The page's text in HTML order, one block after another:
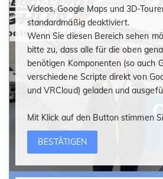
Marine-Toilette
BORDKÜCHE:
Spüle mit Wasserhahn
LPG Kocher
Duales Batteriesystem
Hydrauliklenkung
Elektrische Bilgenpumpe
Außenbordervorbereitung
Vorhänge
Cruise Paket beinhaltet:
Dachluke
Cockpit-Dusche
Cockpit Lampen
Bug-Sonnenlounge
Navigationspaket
Elektrische Trimmklappen
Videos, Google Maps und 3D-
standardmäßig deaktiviert.
Wenn Sie diesen Bereich sehen
bitte zu, dass alle für die oben
benötigen Komponenten (so auch
verschiedene Scripte direkt von
und VRCloud) geladen und
Mit Klick auf den Button stimmen
BESTÄTIGEN